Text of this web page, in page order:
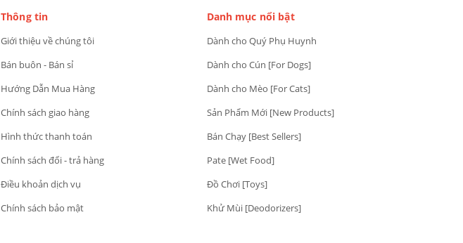
Thông tin
Giới thiệu về chúng tôi
Bán buôn - Bán sỉ
Hướng Dẫn Mua Hàng
Chính sách giao hàng
Hình thức thanh toán
Chính sách đổi - trả hàng
Điều khoản dịch vụ
Chính sách bảo mật
Danh mục nổi bật
Dành cho Quý Phụ Huynh
Dành cho Cún [For Dogs]
Dành cho Mèo [For Cats]
Sản Phẩm Mới [New Products]
Bán Chạy [Best Sellers]
Pate [Wet Food]
Đồ Chơi [Toys]
Khử Mùi [Deodorizers]